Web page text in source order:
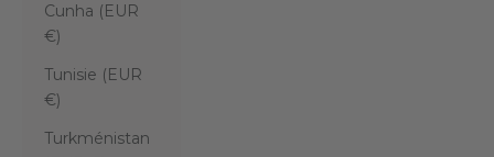
Cunha (EUR
€)
Tunisie (EUR
€)
Turkménistan